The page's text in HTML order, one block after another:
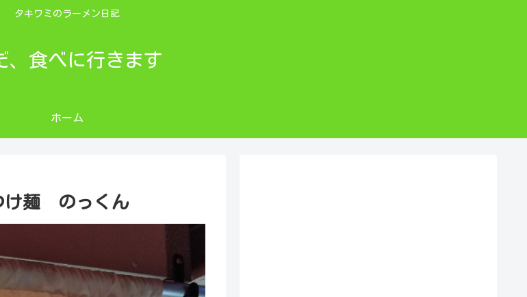
タキワミのラーメン日記
、食べに行きます
ホーム
け麺 のっくん